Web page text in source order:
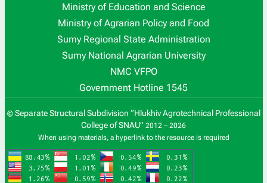
Ministry of Education and Science
Ministry of Agrarian Policy and Food
Sumy Regional State Administration
Sumy National Agrarian University
NMC VFPO
Government Hotline 1545
© Separate Structural Subdivision “Hlukhiv Agrotechnical Professional
College of SNAU” 2012 – 2026
When using materials, a hyperlink to the resource is required